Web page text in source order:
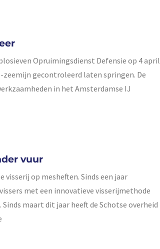
Opruimingsdienst Defensie op 4 april
zeemijn gecontroleerd laten springen. De
in het Amsterdamse IJ
vuur
op mesheften. Sinds een jaar
met een innovatieve visserijmethode
maart dit jaar heeft de Schotse overheid